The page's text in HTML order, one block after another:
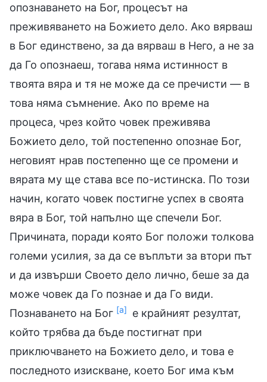
опознаването на Бог, процесът на
преживяването на Божието дело. Ако вярваш
в Бог единствено, за да вярваш в Него, а не за
да Го опознаеш, тогава няма истинност в
твоята вяра и тя не може да се пречисти — в
това няма съмнение. Ако по време на
процеса, чрез който човек преживява
Божието дело, той постепенно опознае Бог,
неговият нрав постепенно ще се промени и
вярата му ще става все по-истинска. По този
начин, когато човек постигне успех в своята
вяра в Бог, той напълно ще спечели Бог.
Причината, поради която Бог положи толкова
големи усилия, за да се въплъти за втори път
и да извърши Своето дело лично, беше за да
може човек да Го познае и да Го види.
Познаването на Бог [а]
е крайният резултат,
който трябва да бъде постигнат при
приключването на Божието дело, и това е
последното изискване, което Бог има към